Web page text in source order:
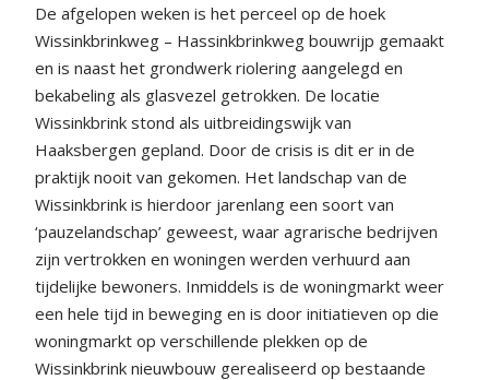
De afgelopen weken is het perceel op de hoek
Wissinkbrinkweg – Hassinkbrinkweg bouwrijp gemaakt
en is naast het grondwerk riolering aangelegd en
bekabeling als glasvezel getrokken. De locatie
Wissinkbrink stond als uitbreidingswijk van
Haaksbergen gepland. Door de crisis is dit er in de
praktijk nooit van gekomen. Het landschap van de
Wissinkbrink is hierdoor jarenlang een soort van
‘pauzelandschap’ geweest, waar agrarische bedrijven
zijn vertrokken en woningen werden verhuurd aan
tijdelijke bewoners. Inmiddels is de woningmarkt weer
een hele tijd in beweging en is door initiatieven op die
woningmarkt op verschillende plekken op de
Wissinkbrink nieuwbouw gerealiseerd op bestaande